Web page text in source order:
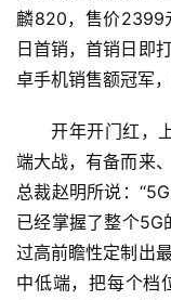
麟820，售价2399
日首销，首销日即
卓手机销售额冠军
开年开门红，
端大战，有备而来
总裁赵明所说：
已经掌握了整个5G
过高前瞻性定制出
中低端，把每个档